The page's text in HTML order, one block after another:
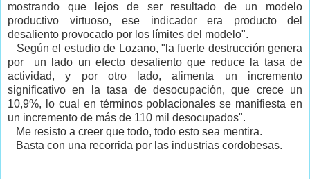
mostrando que lejos de ser resultado de un modelo
productivo virtuoso, ese indicador era producto del
desaliento provocado por los límites del modelo".
Según el estudio de Lozano, "la fuerte destrucción genera
por un lado un efecto desaliento que reduce la tasa de
actividad, y por otro lado, alimenta un incremento
significativo en la tasa de desocupación, que crece un
10,9%, lo cual en términos poblacionales se manifiesta en
un incremento de más de 110 mil desocupados".
Me resisto a creer que todo, todo esto sea mentira.
Basta con una recorrida por las industrias cordobesas.